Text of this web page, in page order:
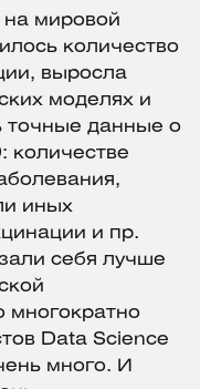
на мировой
количество
выросла
моделях и
точные данные о
количестве
иных
и пр.
себя лучше
многократно
Data Science
много. И